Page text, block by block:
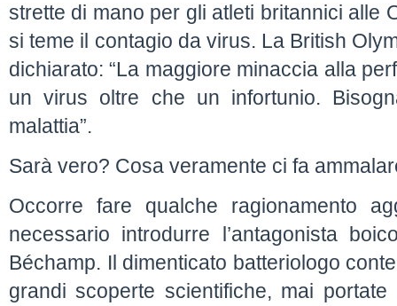
strette di mano per gli atleti britannici alle
si teme il contagio da virus. La British
dichiarato: “La maggiore minaccia alla
un virus oltre che un infortunio.
malattia”.
Sarà vero? Cosa veramente ci fa
Occorre fare qualche ragionamento
necessario introdurre l’antagonista
Béchamp. Il dimenticato batteriologo
grandi scoperte scientifiche, mai